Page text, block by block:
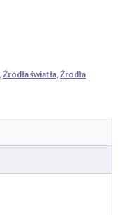
Źródła światła Źródła